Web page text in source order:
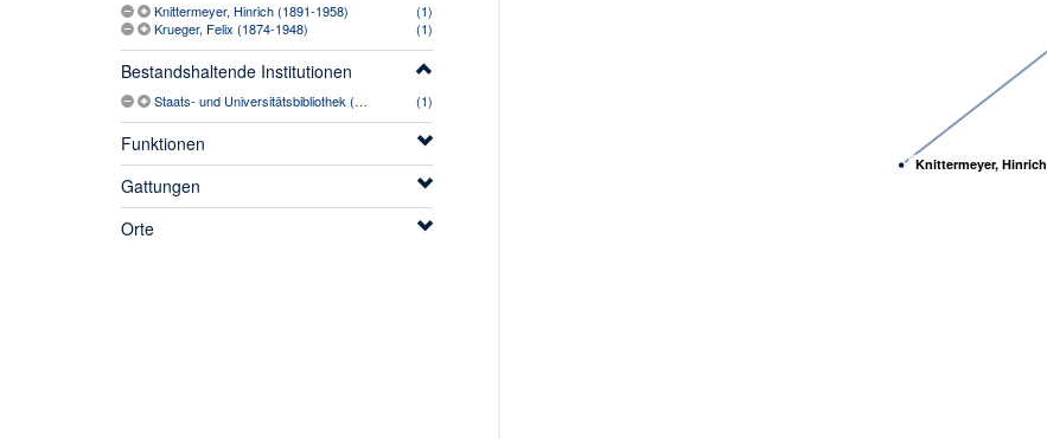
Knittermeyer, Hinrich (1891-1958)
(1)
Krueger, Felix (1874-1948)
(1)
Bestandshaltende Institutionen
Staats- und Universitätsbibliothek (Bremen) (1)
Funktionen
Gattungen
Orte
Knittermeyer, Hinrich